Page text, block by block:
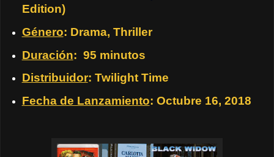
Edition)
Género: Drama, Thriller
Duración: 95 minutos
Distribuidor: Twilight Time
Fecha de Lanzamiento: Octubre 16, 2018